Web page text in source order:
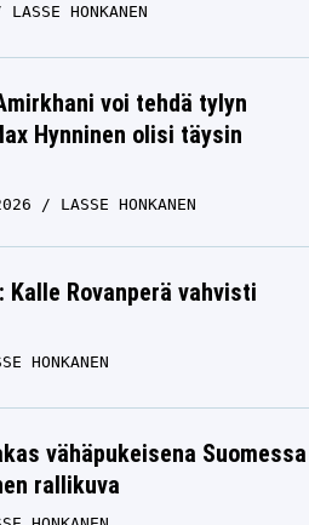
LASSE HONKANEN
voi tehdä tylyn
Hynninen olisi täysin
LASSE HONKANEN
Rovanperä vahvisti
HONKANEN
vähäpukeisena Suomessa
rallikuva